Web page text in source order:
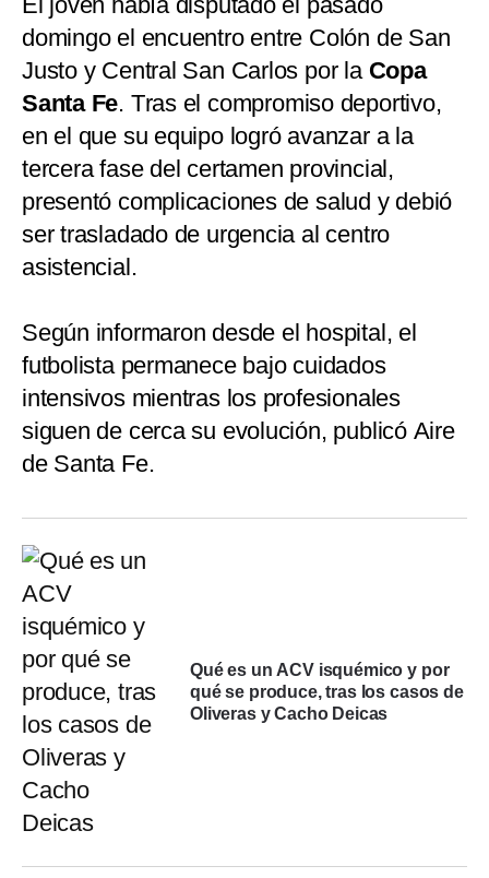
domingo el encuentro entre Colón de San
Justo y Central San Carlos por la Copa
Santa Fe. Tras el compromiso deportivo,
en el que su equipo logró avanzar a la
tercera fase del certamen provincial,
presentó complicaciones de salud y debió
ser trasladado de urgencia al centro
asistencial.
Según informaron desde el hospital, el
futbolista permanece bajo cuidados
intensivos mientras los profesionales
siguen de cerca su evolución, publicó Aire
de Santa Fe.
Qué es un ACV isquémico y por
qué se produce, tras los casos de
Oliveras y Cacho Deicas